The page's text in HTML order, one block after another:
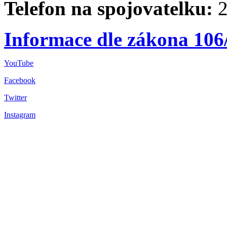
Telefon na spojovatelku:
Informace dle zákona
YouTube
Facebook
Twitter
Instagram